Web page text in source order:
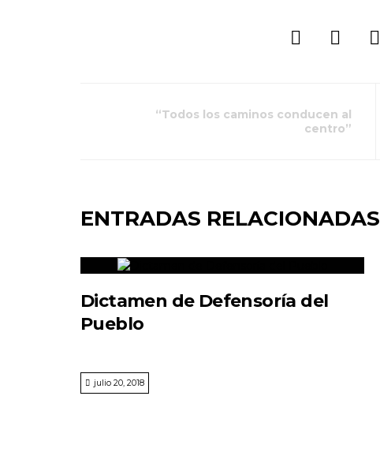
“Todos los caminos conducen al
centro”
ENTRADAS RELACIONADAS
Dictamen de Defensoría del
Pueblo
julio 20, 2018